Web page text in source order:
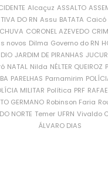
Alcaçuz ASSALTO
DO RN Assu BATATA Caicó
CORONEL AZEVEDO
novos Dilma Governo do RN
JARDIM DE PIRANHAS
NATAL Nilda NÉLTER QUEIROZ
PARELHAS Parnamirim
MILITAR Política PRF
GERMANO Robinson Faria
NORTE Temer UFRN Vivaldo
ÁLVARO DIAS